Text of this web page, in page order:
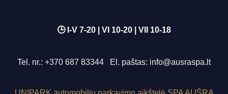
🕒 I-V 7-20 | VI 10-20 | VII 10-18
Tel. nr.: +370 687 83344 El. paštas: info@ausraspa.lt